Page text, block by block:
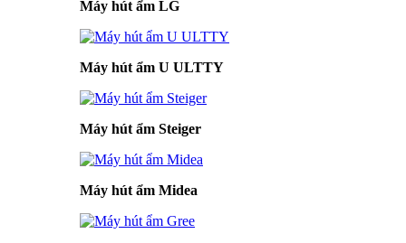
Máy hút ẩm LG
Máy hút ẩm U ULTTY
Máy hút ẩm Steiger
Máy hút ẩm Midea